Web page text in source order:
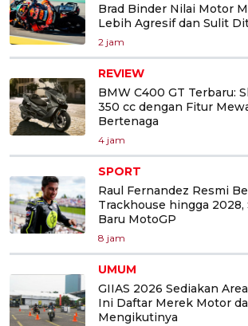
Brad Binder Nilai Motor
Lebih Agresif dan Sulit
2 jam
REVIEW
BMW C400 GT Terbaru:
350 cc dengan Fitur
Bertenaga
4 jam
SPORT
Raul Fernandez Resmi
Trackhouse hingga 2028,
Baru MotoGP
8 jam
UMUM
GIIAS 2026 Sediakan
Ini Daftar Merek Motor
Mengikutinya